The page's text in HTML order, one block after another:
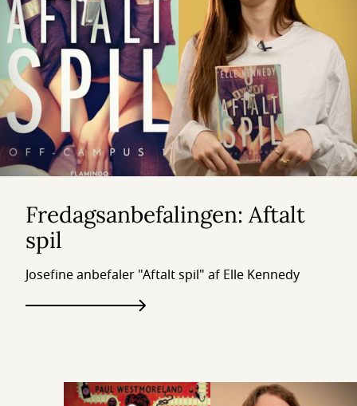
Fredagsanbefalingen: Aftalt
spil
Josefine anbefaler "Aftalt spil" af Elle Kennedy